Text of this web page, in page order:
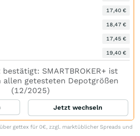
17,40 €
18,47 €
17,45 €
19,40 €
SMARTBROKER+ ist
allen getesteten Depotgrößen
(12/2025)
Jetzt wechseln
gettex für 0€, zzgl. marktüblicher Spreads und